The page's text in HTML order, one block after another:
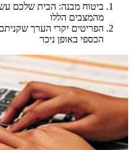
ביטוח מבנה: הבית שלכם
מהמצבים הללו
הפריטים יקרי הערך
הכספי באופן ניכר